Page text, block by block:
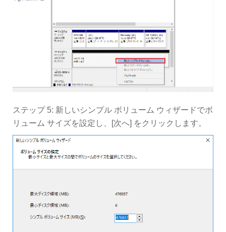
ステップ 5: 新しいシンプル ボリューム ウィザードでボ
リューム サイズを設定し、[次へ] をクリックします。